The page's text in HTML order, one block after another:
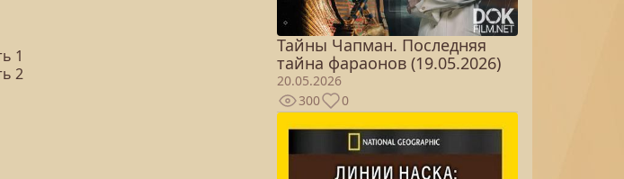
1
2
Тайны Чапман. Последняя
тайна фараонов (19.05.2026)
20.05.2026
300
0